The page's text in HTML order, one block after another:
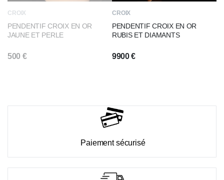
CROIX
PENDENTIF CROIX EN OR
JAUNE ET PERLE
500 €
CROIX
PENDENTIF CROIX EN OR
RUBIS ET DIAMANTS
9900€
Paiement sécurisé